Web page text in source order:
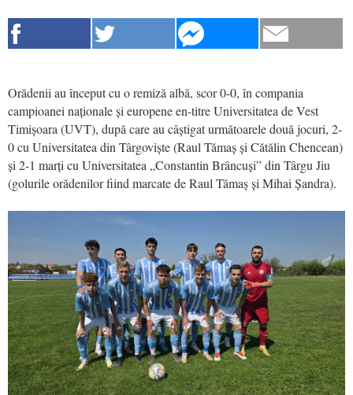
Orădenii au început cu o remiză albă, scor 0-0, în compania
campioanei naționale și europene en-titre Universitatea de Vest
Timișoara (UVT), după care au câștigat următoarele două jocuri, 2-
0 cu Universitatea din Târgoviște (Raul Tămaș și Cătălin Chencean)
și 2-1 marți cu Universitatea „Constantin Brâncuși” din Târgu Jiu
(golurile orădenilor fiind marcate de Raul Tămaș și Mihai Șandra).